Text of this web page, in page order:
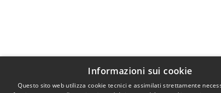
Informazioni sui cookie
Questo sito web utilizza cookie tecnici e assimilati strettamente